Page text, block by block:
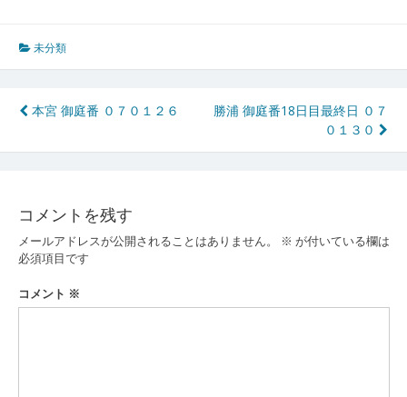
未分類
投
稿
ビ
ゲ
ー
シ
本宮 御庭番 ０７０１２６
勝浦 御庭番18日目最終日 ０７
０１３０
コメントを残す
メールアドレスが公開されることはありません。 ※ が付いている欄は
必須項目です
コメント ※